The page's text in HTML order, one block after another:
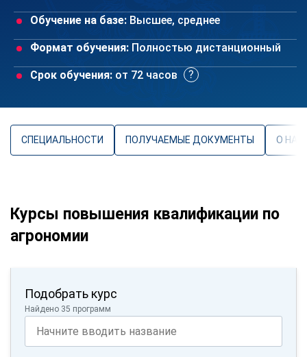
Обучение на базе: Высшее, среднее
Формат обучения: Полностью дистанционный
Срок обучения: от 72 часов
СПЕЦИАЛЬНОСТИ ПОЛУЧАЕМЫЕ ДОКУМЕНТЫ О
Курсы повышения квалификации по
агрономии
Подобрать курс
Найдено 35 программ